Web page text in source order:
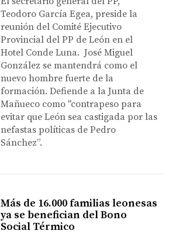
Teodoro García Egea, preside la
reunión del Comité Ejecutivo
Provincial del PP de León en el
Hotel Conde Luna. José Miguel
González se mantendrá como el
nuevo hombre fuerte de la
formación. Defiende a la Junta de
Mañueco como "contrapeso para
evitar que León sea castigada por las
nefastas políticas de Pedro
Sánchez”.
Más de 16.000 familias leonesas
ya se benefician del Bono
Social Térmico